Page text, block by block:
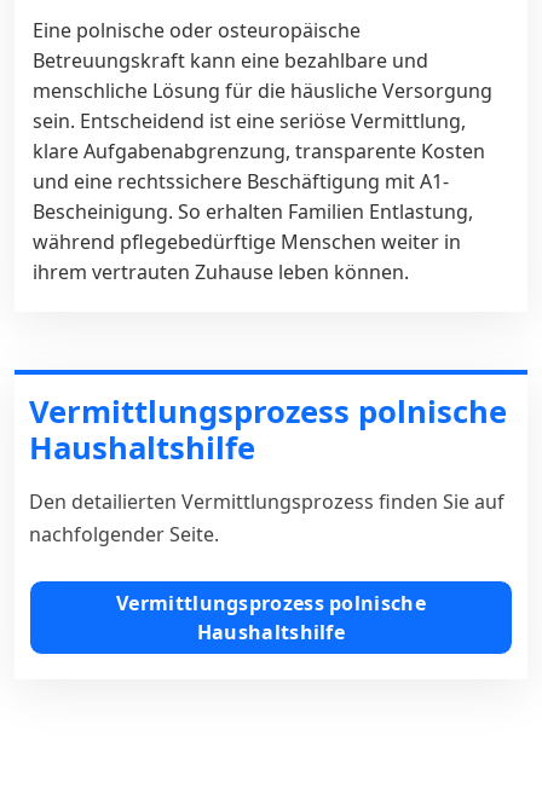
Eine polnische oder osteuropäische
Betreuungskraft kann eine bezahlbare und
menschliche Lösung für die häusliche Versorgung
sein. Entscheidend ist eine seriöse Vermittlung,
klare Aufgabenabgrenzung, transparente Kosten
und eine rechtssichere Beschäftigung mit A1-
Bescheinigung. So erhalten Familien Entlastung,
während pflegebedürftige Menschen weiter in
ihrem vertrauten Zuhause leben können.
Vermittlungsprozess polnische
Haushaltshilfe
Den detailierten Vermittlungsprozess finden Sie auf
nachfolgender Seite.
Vermittlungsprozess polnische
Haushaltshilfe